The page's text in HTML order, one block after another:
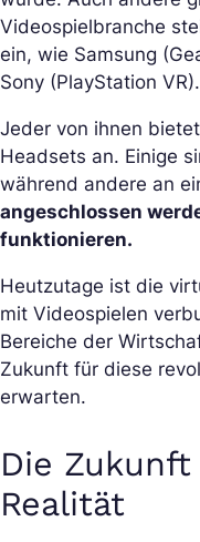
Videospielbranche
ein, wie Samsung
Sony (PlayStation VR).
Jeder von ihnen
Headsets an. Einige
während andere an
angeschlossen
funktionieren.
Heutzutage ist die
mit Videospielen
Bereiche der
Zukunft für diese
erwarten.
Die
Realität